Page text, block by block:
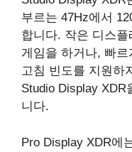
부르는 47Hz에서
합니다. 작은 디스
게임을 하거나, 빠
고침 빈도를 지원하
‌Studio Display‌
니다.
Pro Display XDR에